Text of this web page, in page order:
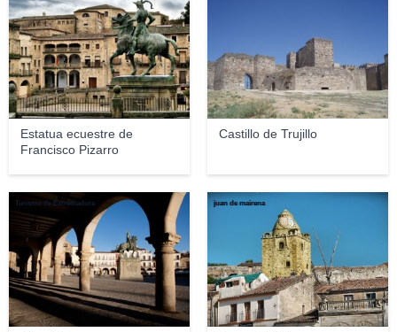
Estatua ecuestre de
Francisco Pizarro
Castillo de Trujillo
Turismo de Extremadura juan de mairena